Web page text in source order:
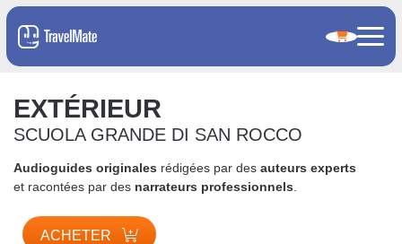
EXTÉRIEUR
SCUOLA GRANDE DI SAN ROCCO
Audioguides originales rédigées par des auteurs experts
et racontées par des narrateurs professionnels
ACHETER